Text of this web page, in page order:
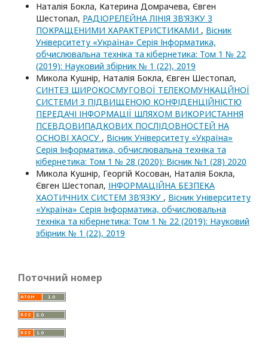
Наталія Бокла, Катерина Домрачева, Євген
Шестопал, РАДІОРЕЛЕЙНА ЛІНІЯ ЗВ’ЯЗКУ З
ПОКРАЩЕНИМИ ХАРАКТЕРИСТИКАМИ , Вісник
Університету «Україна» Серія Інформатика,
обчислювальна техніка та кібернетика: Том 1 № 22
(2019): Науковий збірник № 1 (22), 2019
Микола Кушнір, Наталія Бокла, Євген Шестопал,
СИНТЕЗ ШИРОКОСМУГОВОЇ ТЕЛЕКОМУНКАЦЙНОЇ
СИСТЕМИ З ПІДВИЩЕНОЮ КОНФІДЕНЦІЙНІСТЮ
ПЕРЕДАЧІ ІНФОРМАЦІЇ ШЛЯХОМ ВИКОРИСТАННЯ
ПСЕВДОВИПАДКОВИХ ПОСЛІДОВНОСТЕЙ НА
ОСНОВІ ХАОСУ , Вісник Університету «Україна»
Серія Інформатика, обчислювальна техніка та
кібернетика: Том 1 № 28 (2020): Вісник №1 (28) 2020
Микола Кушнір, Георгій Косован, Наталія Бокла,
Євген Шестопал, ІНФОРМАЦІЙНА БЕЗПЕКА
ХАОТИЧНИХ СИСТЕМ ЗВ’ЯЗКУ , Вісник Університету
«Україна» Серія Інформатика, обчислювальна
техніка та кібернетика: Том 1 № 22 (2019): Науковий
збірник № 1 (22), 2019
Поточний номер